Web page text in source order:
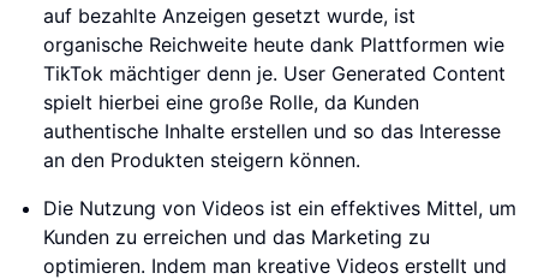
auf bezahlte Anzeigen gesetzt wurde, ist
organische Reichweite heute dank Plattformen wie
TikTok mächtiger denn je. User Generated Content
spielt hierbei eine große Rolle, da Kunden
authentische Inhalte erstellen und so das Interesse
an den Produkten steigern können.
Die Nutzung von Videos ist ein effektives Mittel, um
Kunden zu erreichen und das Marketing zu
optimieren. Indem man kreative Videos erstellt und